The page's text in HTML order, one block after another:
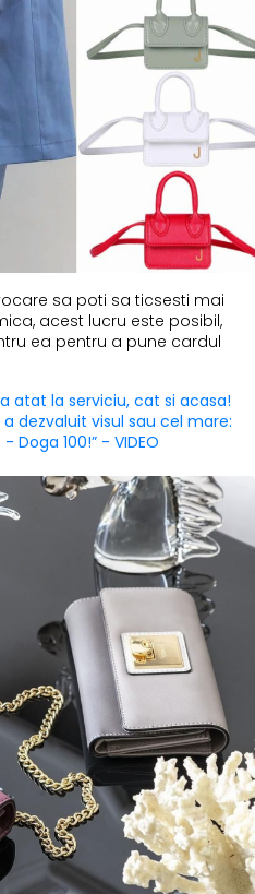
sa poti sa ticsesti mai
acest lucru este posibil,
ea pentru a pune cardul
atat la serviciu, cat si acasa!
dezvaluit visul sau cel mare:
Doga 100!” - VIDEO